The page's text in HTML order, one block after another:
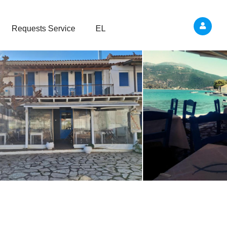
Requests Service EL